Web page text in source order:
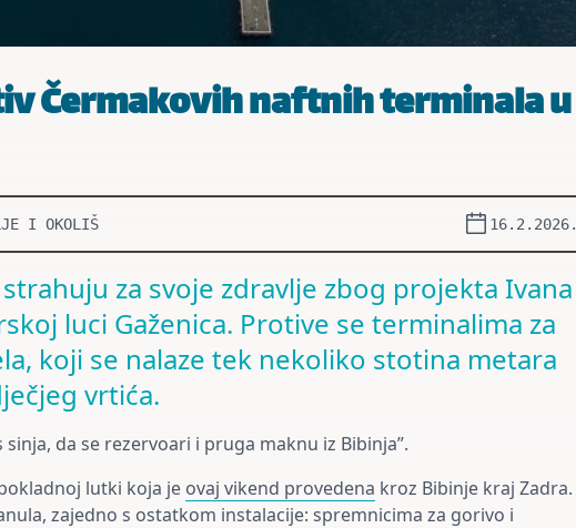
Čermakovih naftnih terminala u
I OKOLIŠ 16.2.2026.
za svoje zdravlje zbog projekta Ivana
luci Gaženica. Protive se terminalima za
koji se nalaze tek nekoliko stotina metara
vrtića.
sinja, da se rezervoari i pruga maknu iz Bibinja”.
lutki koja je ovaj vikend provedena kroz Bibinje kraj Zadra.
zajedno s ostatkom instalacije: spremnicima za gorivo i